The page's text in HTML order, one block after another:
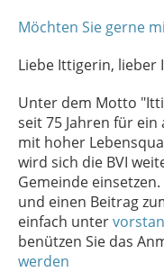
Möchten Sie gerne
Liebe Ittigerin, lieber
Unter dem Motto
seit 75 Jahren für
mit hoher
wird sich die BVI
Gemeinde
und einen Beitrag
einfach unter
benützen Sie das
werden